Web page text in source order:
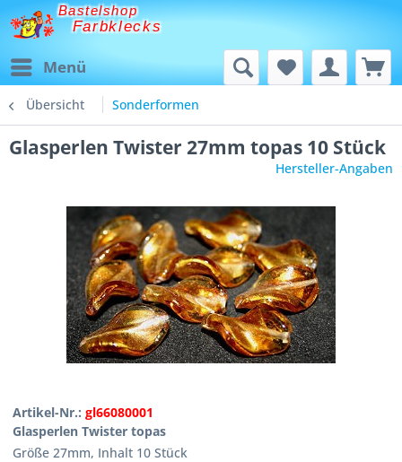
Bastelshop
Farbklecks
Menü
Übersicht Sonderformen
Glasperlen Twister 27mm topas 10 Stück
Hersteller-Angaben
Artikel-Nr.:gl66080001
Glasperlen Twister topas
Größe 27mm, Inhalt 10 Stück